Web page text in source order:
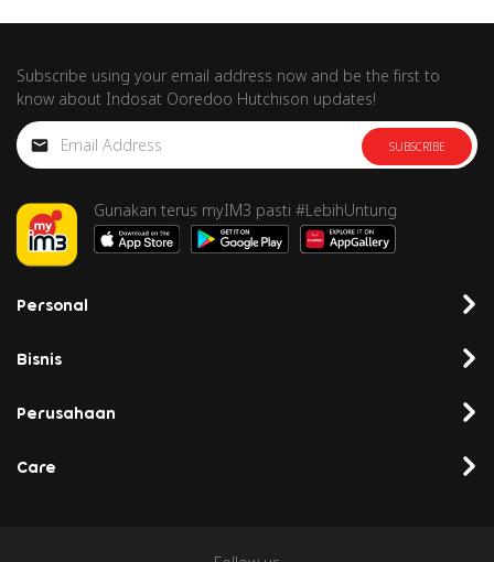
Subscribe using your email address now and be the first to
know about Indosat Ooredoo Hutchison updates!
SUBSCRIBE
Gunakan terus myIM3 pasti #LebihUntung
Personal
Bisnis
Perusahaan
Care